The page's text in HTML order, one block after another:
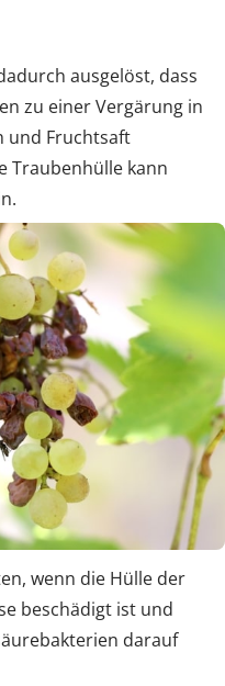
ausgelöst, dass
zu einer Vergärung in
und Fruchtsaft
Traubenhülle kann
wenn die Hülle der
beschädigt ist und
darauf